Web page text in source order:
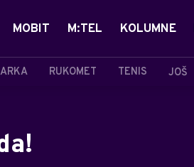
RUKOMET TENIS JOŠ
MOBIT M:TEL KOLUMNE